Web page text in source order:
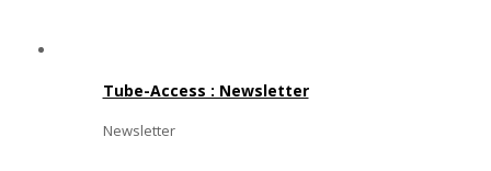
Tube-Access : Newsletter
Newsletter